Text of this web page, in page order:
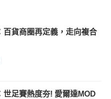
百貨商圈再定義，走向複合
世足賽熱度夯! 愛爾達MOD